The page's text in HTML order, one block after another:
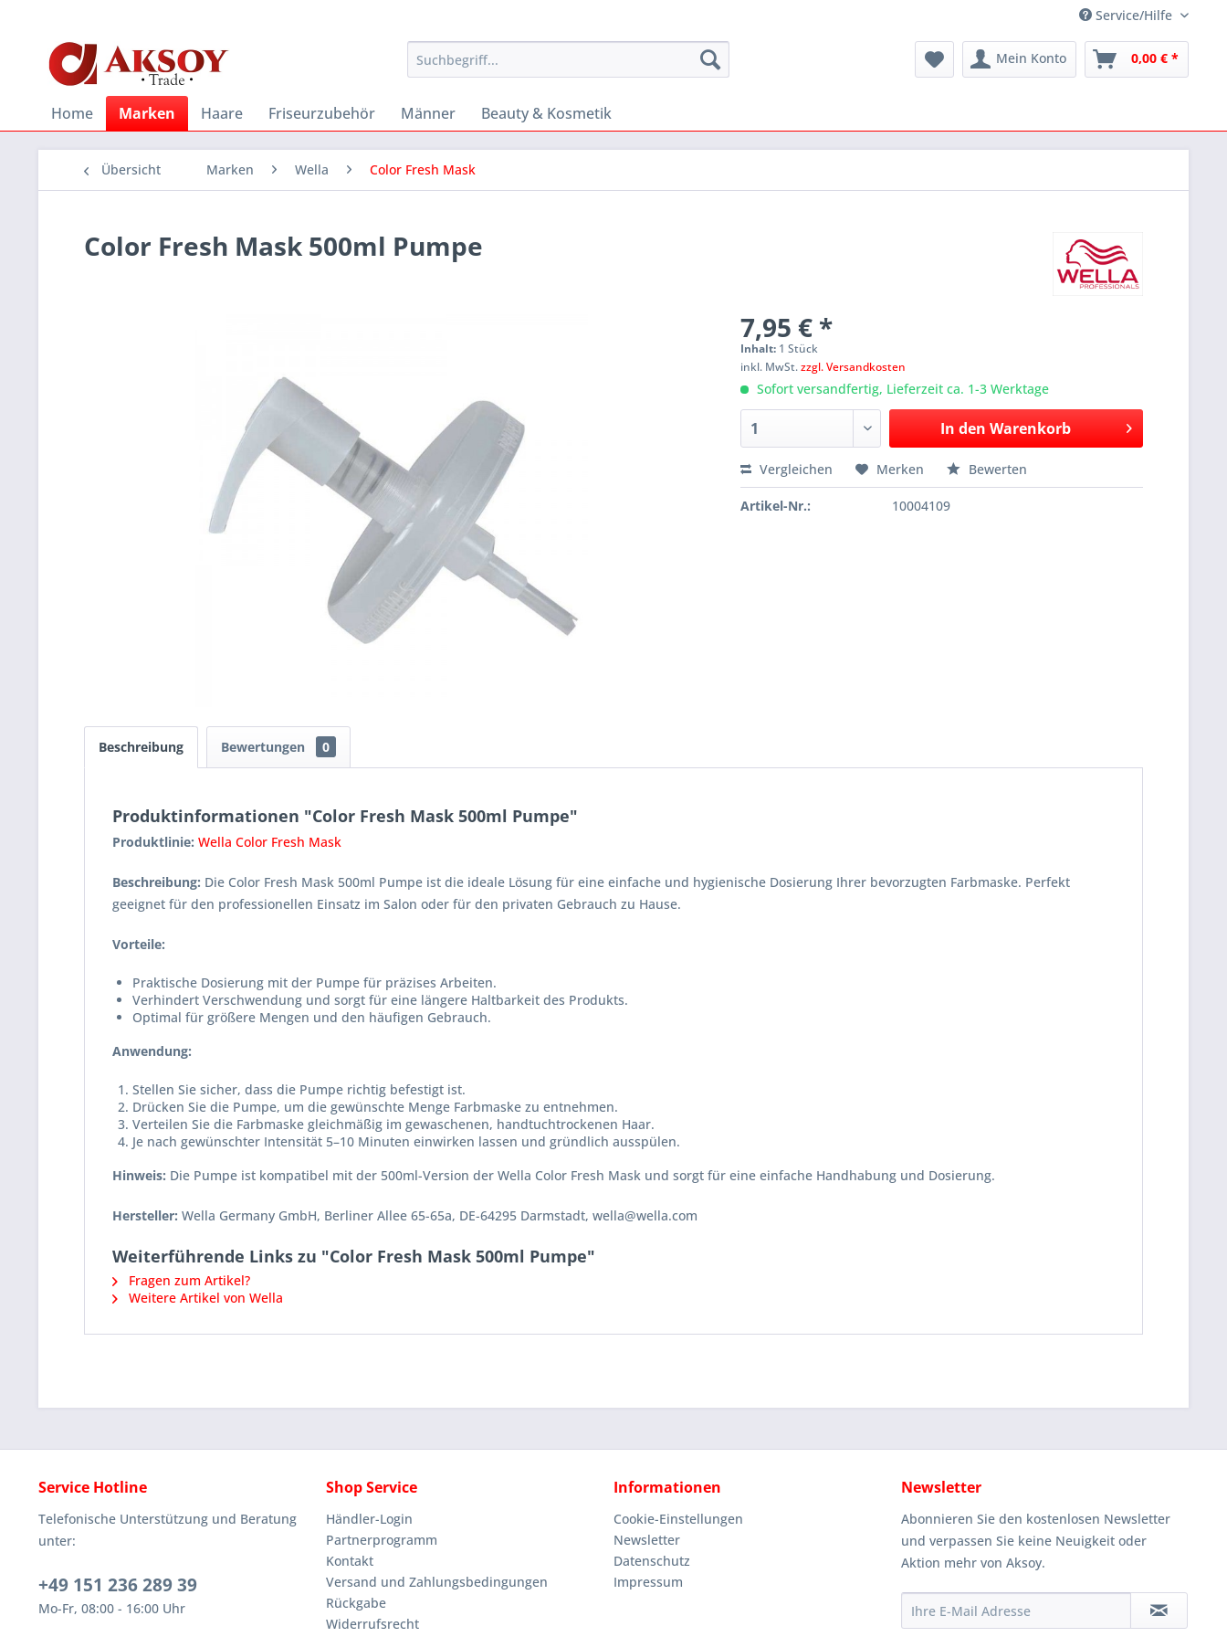
Service/Hilfe
Mein Konto 0,00 € *
Home Marken Haare Friseurzubehör Männer Beauty & Kosmetik
Übersicht Marken Wella Color Fresh Mask
Color Fresh Mask 500ml Pumpe
7,95 € *
Inhalt: 1 Stück
inkl. MwSt.zzgl. Versandkosten
Sofort versandfertig, Lieferzeit ca. 1-3 Werktage
In den Warenkorb
Vergleichen Merken Bewerten
Artikel-Nr.: 10004109
Beschreibung Bewertungen 0
Produktinformationen "Color Fresh Mask 500ml Pumpe"
Produktlinie: Wella Color Fresh Mask
Beschreibung: Die Color Fresh Mask 500ml Pumpe ist die ideale Lösung für eine einfache und hygienische Dosierung Ihrer bevorzugten Farbmaske. Perfekt
geeignet für den professionellen Einsatz im Salon oder für den privaten Gebrauch zu Hause.
Vorteile:
Praktische Dosierung mit der Pumpe für präzises Arbeiten.
Verhindert Verschwendung und sorgt für eine längere Haltbarkeit des Produkts.
Optimal für größere Mengen und den häufigen Gebrauch.
Anwendung:
Stellen Sie sicher, dass die Pumpe richtig befestigt ist.
Drücken Sie die Pumpe, um die gewünschte Menge Farbmaske zu entnehmen.
Verteilen Sie die Farbmaske gleichmäßig im gewaschenen, handtuchtrockenen Haar.
Je nach gewünschter Intensität 5–10 Minuten einwirken lassen und gründlich ausspülen.
Hinweis: Die Pumpe ist kompatibel mit der 500ml-Version der Wella Color Fresh Mask und sorgt für eine einfache Handhabung und Dosierung.
Hersteller: Wella Germany GmbH, Berliner Allee 65-65a, DE-64295 Darmstadt, wella@wella.com
Weiterführende Links zu "Color Fresh Mask 500ml Pumpe"
Fragen zum Artikel?
Weitere Artikel von Wella
Service Hotline
Telefonische Unterstützung und Beratung
unter:
+49 151 236 289 39
Mo-Fr, 08:00 - 16:00 Uhr
Shop Service
Händler-Login
Partnerprogramm
Kontakt
Versand und Zahlungsbedingungen
Rückgabe
Widerrufsrecht
Informationen
Cookie-Einstellungen
Newsletter
Datenschutz
Impressum
Newsletter
Abonnieren Sie den kostenlosen Newsletter
und verpassen Sie keine Neuigkeit oder
Aktion mehr von Aksoy.